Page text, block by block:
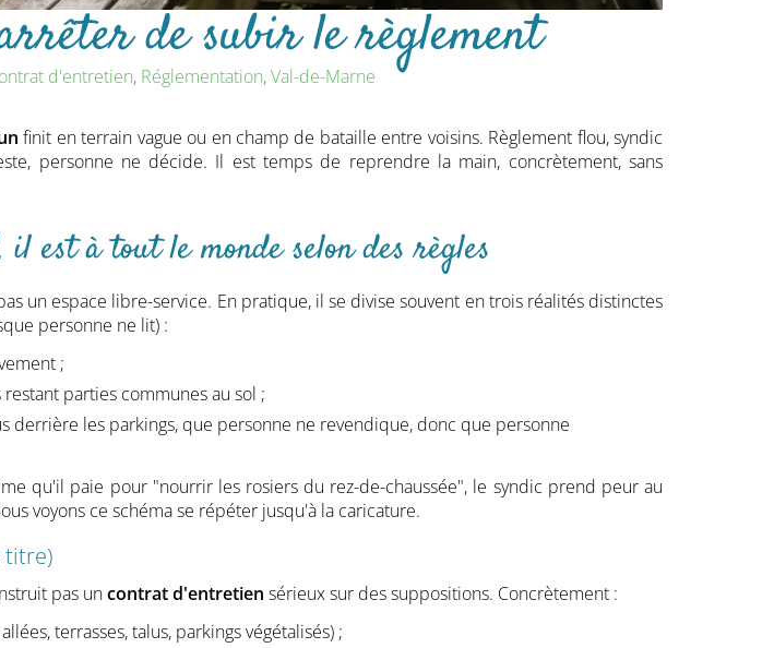
de subir le règlement
d'entretien, Réglementation,Val-de-Marne
finit en terrain vague ou en champ de bataille entre voisins. Règlement flou, syndic
personne ne décide. Il est temps de reprendre la main, concrètement, sans
est à tout le monde selon des règles
un espace libre-service. En pratique, il se divise souvent en trois réalités distinctes
personne ne lit) :
;
parties communes au sol ;
derrière les parkings, que personne ne revendique, donc que personne
qu'il paie pour "nourrir les rosiers du rez-de-chaussée", le syndic prend peur au
voyons ce schéma se répéter jusqu'à la caricature.
titre)
pas uncontrat d'entretien sérieux sur des suppositions. Concrètement :
terrasses, talus, parkings végétalisés) ;